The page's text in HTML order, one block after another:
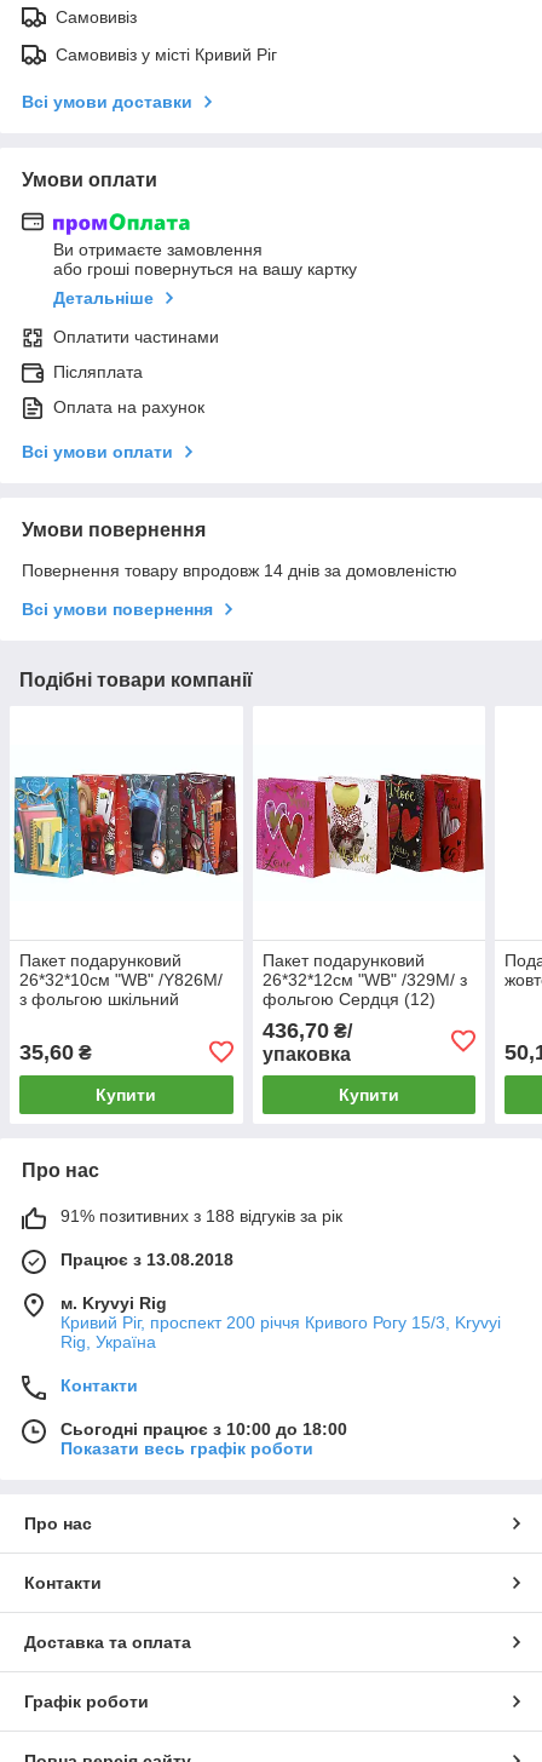
Самовивіз
Самовивіз у місті Кривий Ріг
Всі умови доставки
Умови оплати
Ви отримаєте замовлення
або гроші повернуться на вашу картку
Детальніше
Оплатити частинами
Післяплата
Оплата на рахунок
Всі умови оплати
Умови повернення
Повернення товару впродовж 14 днів за домовленістю
Всі умови повернення
Подібні товари компанії
Пакет подарунковий
26*32*10см "WB" /Y826M/
з фольгою шкільний
35,60 ₴
Купити
Пакет подарунковий
26*32*12см "WB" /329M/ з
фольгою Сердця (12)
436,70₴/
упаковка
Купити
Про нас
91% позитивних з 188 відгуків за рік
Працює з 13.08.2018
м. Kryvyi Rig
Кривий Ріг, проспект 200 річчя Кривого Рогу 15/3, Kryvyi
Rig, Україна
Контакти
Сьогодні працює з 10:00 до 18:00
Показати весь графік роботи
Про нас
Контакти
Доставка та оплата
Графік роботи